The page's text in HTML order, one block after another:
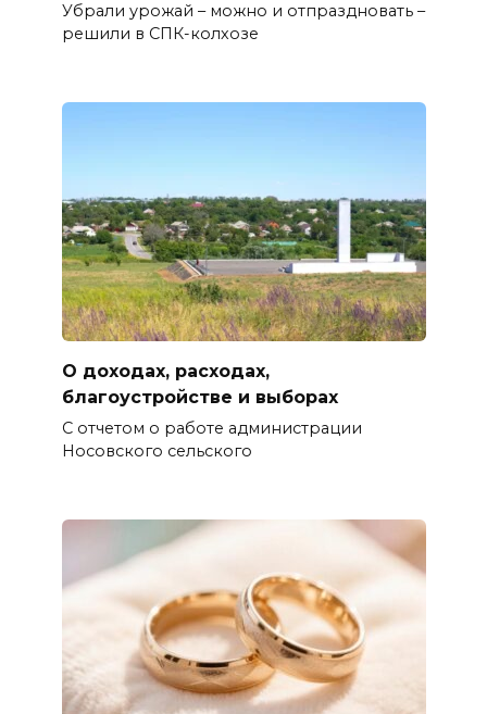
Убрали урожай – можно и отпраздновать –
решили в СПК-колхозе
О доходах, расходах,
благоустройстве и выборах
С отчетом о работе администрации
Носовского сельского